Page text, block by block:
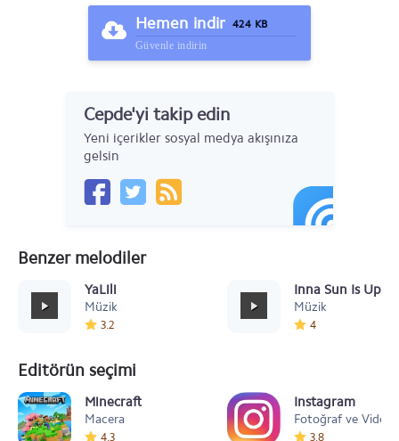
Hemen indir 424 KB
Güvenle indirin
Cepde'yi takip edin
Yeni içerikler sosyal medya akışınıza
gelsin
Benzer melodiler
YaLili
Müzik
3.2
Inna Sun Is Up
Müzik
4
Editörün seçimi
Minecraft
Macera
4.3
Instagram
Fotoğraf ve Video
3.8